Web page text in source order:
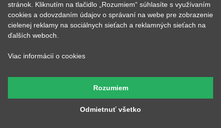
stránok. Kliknutím na tlačidlo „Rozumiem“ súhlasíte s využívaním
cookies a odovzdaním údajov o správaní na webe pre zobrazenie
cielenej reklamy na sociálnych sieťach a reklamných sieťach na
ďalších weboch.
Viac informácií o cookies
Odmietnuť všetko
Rozumiem